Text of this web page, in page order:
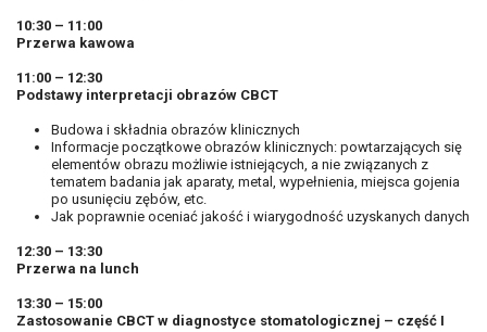
10:30 – 11:00
Przerwa kawowa
11:00 – 12:30
Podstawy interpretacji obrazów CBCT
Budowa i składnia obrazów klinicznych
Informacje początkowe obrazów klinicznych: powtarzających się
elementów obrazu możliwie istniejących, a nie związanych z
tematem badania jak aparaty, metal, wypełnienia, miejsca gojenia
po usunięciu zębów, etc.
Jak poprawnie oceniać jakość i wiarygodność uzyskanych danych
12:30 – 13:30
Przerwa na lunch
13:30 – 15:00
Zastosowanie CBCT w diagnostyce stomatologicznej – część I